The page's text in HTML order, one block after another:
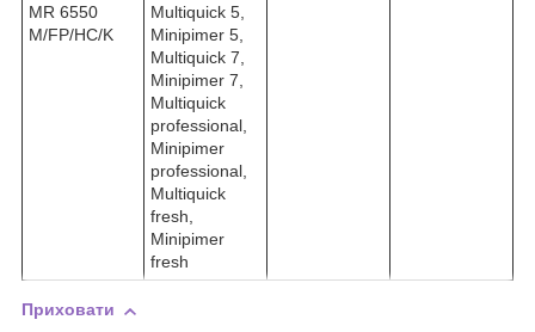
MR 6550
M/FP/HC/K
Multiquick 5,
Minipimer 5,
Multiquick 7,
Minipimer 7,
Multiquick
professional,
Minipimer
professional,
Multiquick
fresh,
Minipimer
fresh
Приховати